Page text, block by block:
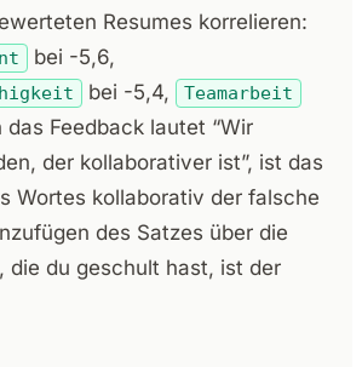
Resumes korrelieren:
bei -5,6,
bei -5,4, Teamarbeit
Feedback lautet “Wir
der kollaborativer ist”, ist das
Wortes kollaborativ der falsche
des Satzes über die
die du geschult hast, ist der